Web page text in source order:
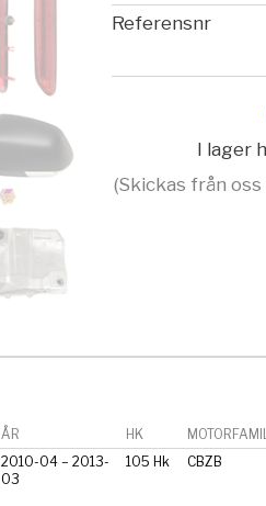
Referensnr
I lager
(Skickas från
ÅR HK
2010-04 – 2013-
03
105 Hk CBZB